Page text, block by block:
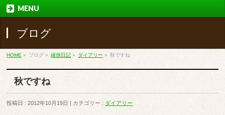
MENU
ブログ
HOME » ブログ » 縁側日記 » ダイアリー » 秋ですね
秋ですね
投稿日 : 2012年10月19日 カテゴリー : ダイアリー